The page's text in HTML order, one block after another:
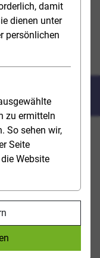
damit
dienen unter
persönlichen
zu ermitteln
So sehen wir,
Seite
Website
WELTEN
seine Kenntnisse
neue
Sprache auf
nach Fach
Studiums, mal
Bereich.